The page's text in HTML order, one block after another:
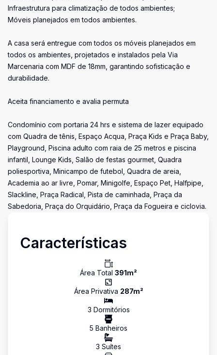
Infraestrutura para climatização de todos ambientes;
Móveis planejados em todos ambientes.
A casa será entregue com todos os móveis planejados em
todos os ambientes, projetados e instalados pela Via
Marcenaria com MDF de 18mm, garantindo sofisticação e
durabilidade.
Aceita financiamento e avalia permuta
Condomínio com portaria 24 hrs e sistema de lazer equipado
com Quadra de tênis, Espaço Acqua, Praça Kids e Praça Baby,
Playground, Piscina adulto com raia de 25 metros e piscina
infantil, Lounge Kids, Salão de festas gourmet, Quadra
poliesportiva, Minicampo de futebol, Quadra de areia,
Academia ao ar livre, Pomar, Minigolfe, Espaço Pet, Halfpipe,
Slackline, Praça Radical, Pista de caminhada, Praça da
Sabedoria, Praça do Orquidário, Praça da Fogueira e ciclovia.
Características
Área Total 391m²
Área Privativa 287m²
3 Dormitórios
5 Banheiros
3 Suítes